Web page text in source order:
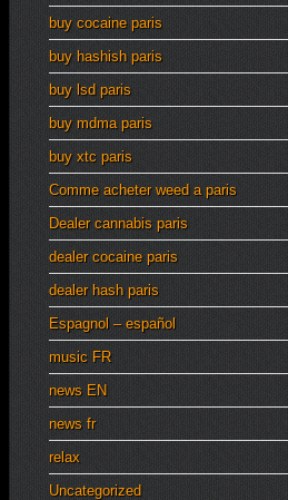
buy cocaine paris
buy hashish paris
buy lsd paris
buy mdma paris
buy xtc paris
Comme acheter weed a paris
Dealer cannabis paris
dealer cocaine paris
dealer hash paris
Espagnol – español
music FR
news EN
news fr
relax
Uncategorized